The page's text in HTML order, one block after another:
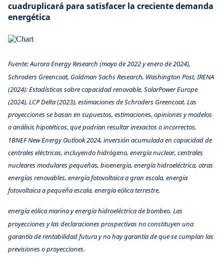
cuadruplicará para satisfacer la creciente demanda
energética
Fuente: Aurora Energy Research (mayo de 2022 y enero de 2024),
Schroders Greencoat, Goldman Sachs Research, Washington Post, IRENA
(2024): Estadísticas sobre capacidad renovable, SolarPower Europe
(2024), LCP Delta (2023), estimaciones de Schroders Greencoat. Las
proyecciones se basan en supuestos, estimaciones, opiniones y modelos
o análisis hipotéticos, que podrían resultar inexactos o incorrectos.
1BNEF New Energy Outlook 2024, inversión acumulada en capacidad de
centrales eléctricas, incluyendo hidrógeno, energía nuclear, centrales
nucleares modulares pequeñas, bioenergía, energía hidroeléctrica, otras
energías renovables, energía fotovoltaica a gran escala, energía
fotovoltaica a pequeña escala, energía eólica terrestre,
energía eólica marina y energía hidroeléctrica de bombeo. Las
proyecciones y las declaraciones prospectivas no constituyen una
garantía de rentabilidad futura y no hay garantía de que se cumplan las
previsiones o proyecciones.